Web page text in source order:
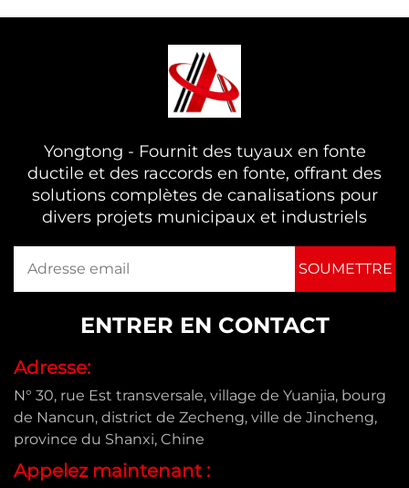
Yongtong - Fournit des tuyaux en fonte
ductile et des raccords en fonte, offrant des
solutions complètes de canalisations pour
divers projets municipaux et industriels
ENTRER EN CONTACT
Adresse:
N° 30, rue Est transversale, village de Yuanjia, bourg
de Nancun, district de Zecheng, ville de Jincheng,
province du Shanxi, Chine
Appelez maintenant :